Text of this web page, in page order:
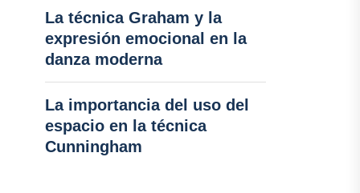
La técnica Graham y la
expresión emocional en la
danza moderna
La importancia del uso del
espacio en la técnica
Cunningham